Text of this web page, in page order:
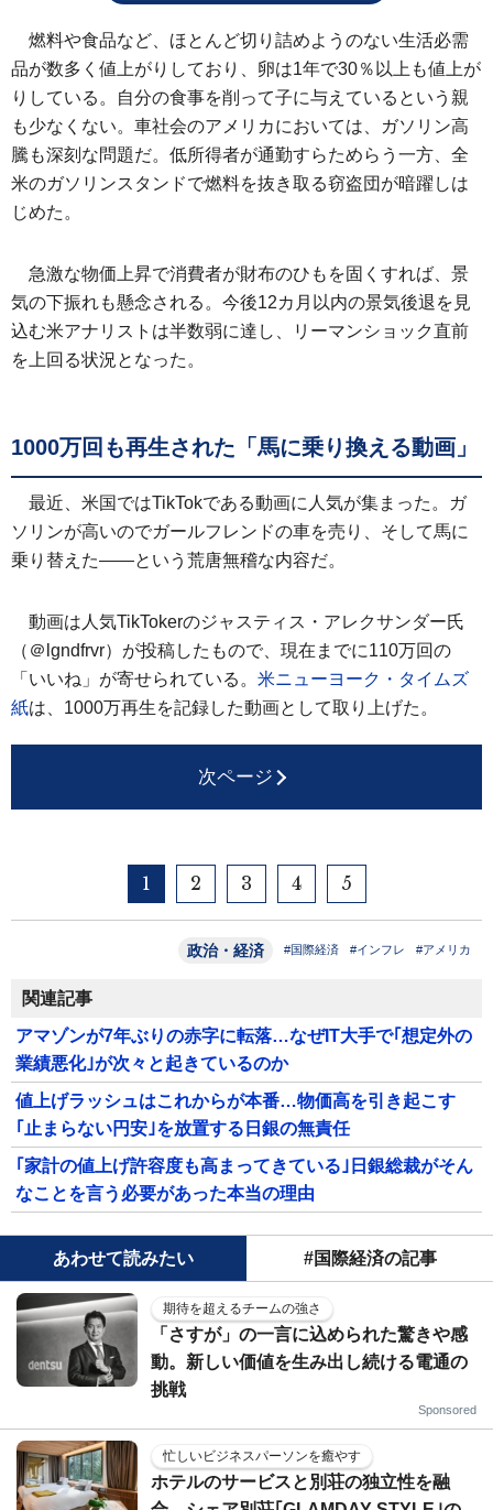
燃料や食品など、ほとんど切り詰めようのない生活必需
品が数多く値上がりしており、卵は1年で30％以上も値上が
りしている。自分の食事を削って子に与えているという親
も少なくない。車社会のアメリカにおいては、ガソリン高
騰も深刻な問題だ。低所得者が通勤すらためらう一方、全
米のガソリンスタンドで燃料を抜き取る窃盗団が暗躍しは
じめた。
急激な物価上昇で消費者が財布のひもを固くすれば、景
気の下振れも懸念される。今後12カ月以内の景気後退を見
込む米アナリストは半数弱に達し、リーマンショック直前
を上回る状況となった。
1000万回も再生された「馬に乗り換える動画」
最近、米国ではTikTokである動画に人気が集まった。ガ
ソリンが高いのでガールフレンドの車を売り、そして馬に
乗り替えた――という荒唐無稽な内容だ。
動画は人気TikTokerのジャスティス・アレクサンダー氏
（＠lgndfrvr）が投稿したもので、現在までに110万回の
「いいね」が寄せられている。 米ニューヨーク・タイムズ
紙は、1000万再生を記録した動画として取り上げた。
次ページ
1 2 3 4 5
政治・経済 #国際経済 #インフレ #アメリカ
関連記事
アマゾンが7年ぶりの赤字に転落…なぜIT大手で｢想定外の
業績悪化｣が次々と起きているのか
値上げラッシュはこれからが本番…物価高を引き起こす
｢止まらない円安｣を放置する日銀の無責任
｢家計の値上げ許容度も高まってきている｣日銀総裁がそん
なことを言う必要があった本当の理由
あわせて読みたい #国際経済の記事
期待を超えるチームの強さ
「さすが」の一言に込められた驚きや感
動。新しい価値を生み出し続ける電通の
挑戦
Sponsored
忙しいビジネスパーソンを癒やす
ホテルのサービスと別荘の独立性を融